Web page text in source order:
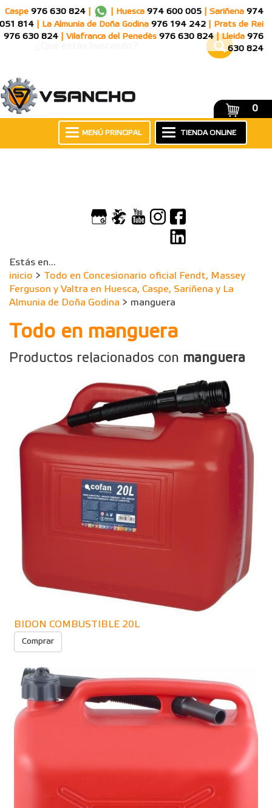
Caspe 976 630 824 Huesca 974 600 005 Sariñena 974
051 814
La Almunia de Doña Godina 976 194 242
Prats de Rei
976 630 824
Vilafranca del Penedès 976 630 824 Lleida 976
630 824
0
TIENDA ONLINE
MENÚ PRINCIPAL
Estás en...
inicio > Todo en Concesionario oficial Fendt, Massey
Ferguson y Valtra en Huesca, Caspe, Sariñena y La
Almunia de Doña Godina > manguera
Todo en manguera
Productos relacionados con manguera
BIDON COMBUSTIBLE 20L
Comprar